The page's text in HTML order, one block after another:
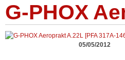
G-PHOX
05/05/2012